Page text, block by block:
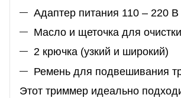
Адаптер питания 110 – 220 В
Масло и щеточка для
2 крючка (узкий и широкий)
Ремень для подвешивания
Этот триммер идеально